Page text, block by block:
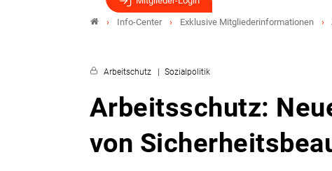
Info-Center Exklusive Mitgliederinformationen
Arbeitschutz Sozialpolitik
Arbeitsschutz:
von